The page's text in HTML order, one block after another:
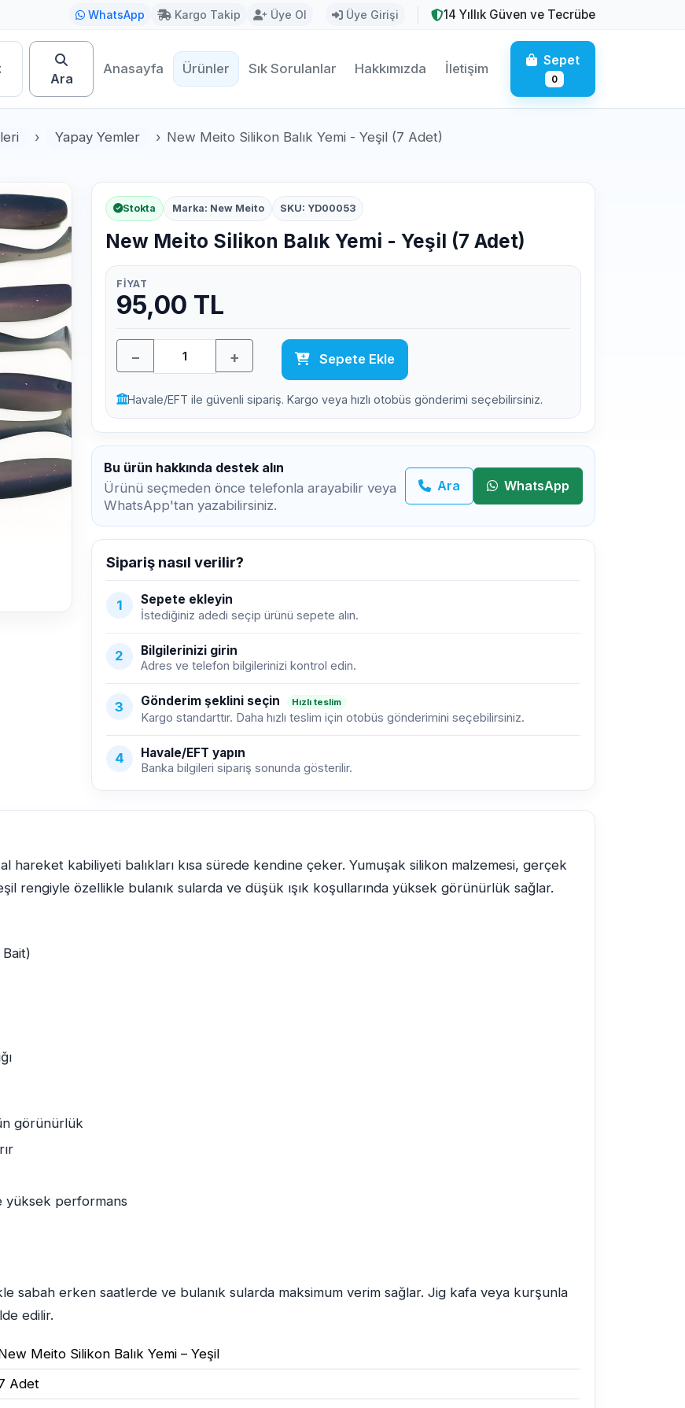
WhatsApp Kargo Takip Üye Ol Üye Girişi 14 Yıllık Güven ve Tecrübe
Ara
Anasayfa Ürünler Sık Sorulanlar Hakkımızda İletişim
Sepet
0
Yapay Yemler New Meito Silikon Balık Yemi - Yeşil (7 Adet)
Stokta Marka: New Meito SKU: YD00053
New Meito Silikon Balık Yemi - Yeşil (7 Adet)
FIYAT
95,00 TL
− + Sepete Ekle
Havale/EFT ile güvenli sipariş. Kargo veya hızlı otobüs gönderimi seçebilirsiniz.
Bu ürün hakkında destek alın
Ürünü seçmeden önce telefonla arayabilir veya
WhatsApp'tan yazabilirsiniz.
Ara WhatsApp
Sipariş nasıl verilir?
1 Sepete ekleyin
İstediğiniz adedi seçip ürünü sepete alın.
2 Bilgilerinizi girin
Adres ve telefon bilgilerinizi kontrol edin.
3 Gönderim şeklini seçin Hızlı teslim
Kargo standarttır. Daha hızlı teslim için otobüs gönderimini seçebilirsiniz.
4 Havale/EFT yapın
Banka bilgileri sipariş sonunda gösterilir.
hareket kabiliyeti balıkları kısa sürede kendine çeker. Yumuşak silikon malzemesi, gerçek
rengiyle özellikle bulanık sularda ve düşük ışık koşullarında yüksek görünürlük sağlar.
görünürlük
yüksek performans
sabah erken saatlerde ve bulanık sularda maksimum verim sağlar. Jig kafa veya kurşunla
edilir.
Meito Silikon Balık Yemi – Yeşil
Adet